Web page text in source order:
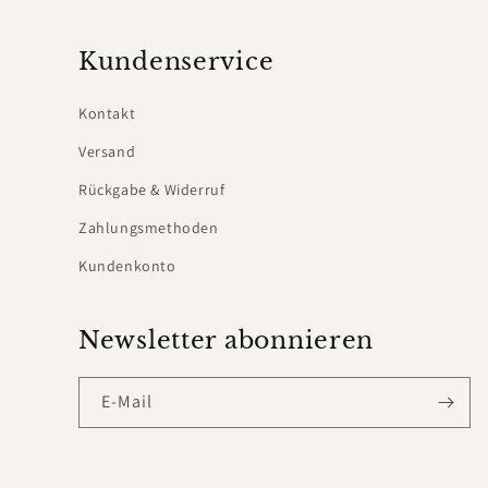
Kundenservice
Kontakt
Versand
Rückgabe & Widerruf
Zahlungsmethoden
Kundenkonto
Newsletter abonnieren
E-Mail